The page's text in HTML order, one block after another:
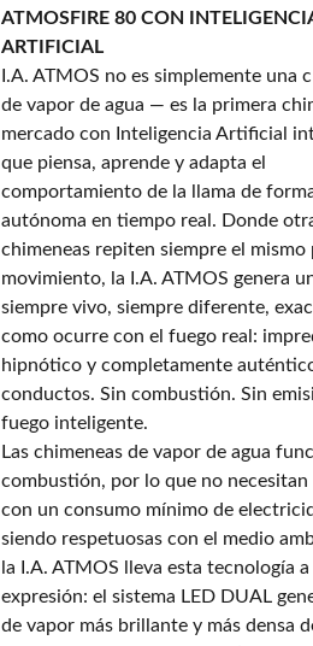
ATMOSFIRE 80 CON
ARTIFICIAL
I.A. ATMOS no es simplemente una
de vapor de agua — es la primera
mercado con Inteligencia Artificial
que piensa, aprende y adapta el
comportamiento de la llama de
autónoma en tiempo real. Donde
chimeneas repiten siempre el mismo
movimiento, la I.A. ATMOS genera
siempre vivo, siempre diferente,
como ocurre con el fuego real:
hipnótico y completamente
conductos. Sin combustión. Sin
fuego inteligente.
Las chimeneas de vapor de agua
combustión, por lo que no necesitan
con un consumo mínimo de
siendo respetuosas con el medio
la I.A. ATMOS lleva esta tecnología
expresión: el sistema LED DUAL
de vapor más brillante y más densa